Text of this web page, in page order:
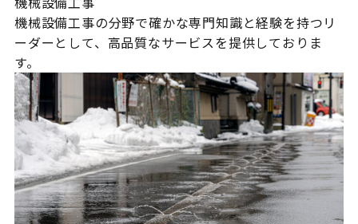
機械設備工事の分野で確かな専門知識と経験を持つリ
ーダーとして、高品質なサービスを提供しておりま
す。